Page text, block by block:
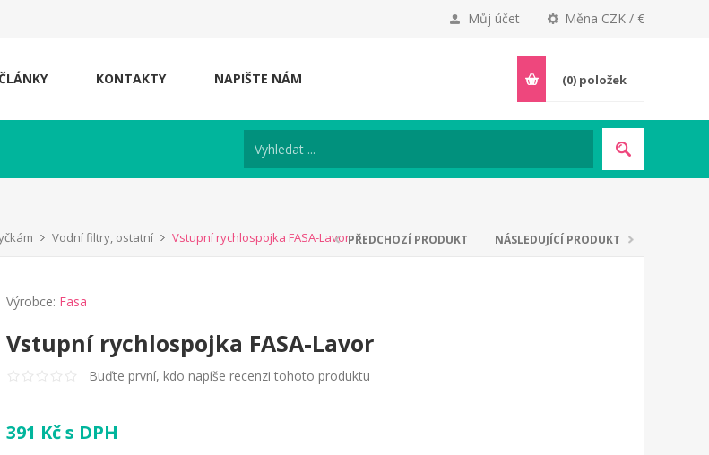
Měna CZK / €
Můj účet
KONTAKTY NAPIŠTE NÁM (0) položek
Vodní filtry, ostatní Vstupní rychlospojka FASA-LavorPŘEDCHOZÍ PRODUKT NÁSLEDUJÍCÍ PRODUKT
Výrobce: Fasa
Vstupní rychlospojka FASA-Lavor
Buďte první, kdo napíše recenzi tohoto produktu
391 Kč s DPH